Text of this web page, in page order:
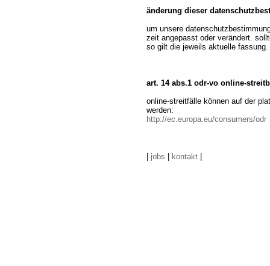
änderung dieser
um unsere
zeit angepasst oder verändert.
so gilt die jeweils aktuelle fassung.
art. 14 abs.1 odr-vo online-
online-streitfälle können auf der
werden:
http://ec.europa.eu/consumers/odr
jobs kontakt